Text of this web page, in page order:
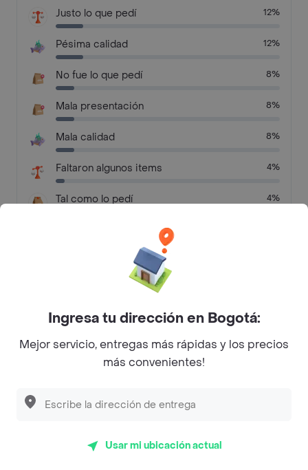
Justo lo que pedí 12%
Pésima calidad 12%
No fue lo que pedí 8%
Mala presentación 8%
Mala calidad 8%
Faltaron algunos items 4%
Tal como lo pedí 4%
¿Pizzardi Artigianale - Turbo hace entrega a
domicilio?
Turbo?
¿Cuál es el rating de Pizzardi Artigianale - Turbo?
Ingresa tu dirección en Bogotá:
Mejor servicio, entregas más rápidas y los precios
más convenientes!
Usar mi ubicación actual